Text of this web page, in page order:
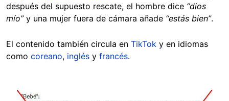
después del supuesto rescate, el hombre dice “dios
mío”y una mujer fuera de cámara añade “estás bien”.
El contenido también circula en TikTok y en idiomas
como coreano, inglés y francés.
Image